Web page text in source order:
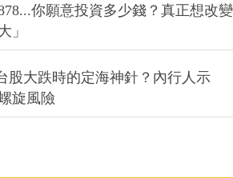
你願意投資多少錢？真正想改變
」
股大跌時的定海神針？內行人示
旋風險